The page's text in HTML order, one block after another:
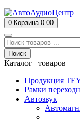
0 Корзина 0.00
Поиск
Каталог товаров
Продукция
Рамки
Автозвук